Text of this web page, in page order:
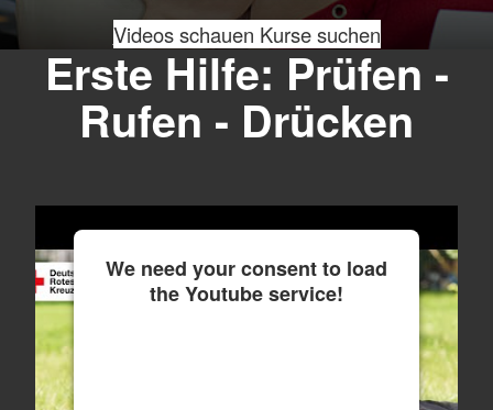
Videos schauen Kurse suchen
Erste Hilfe: Prüfen -
Rufen - Drücken
We need your consent to load
the Youtube service!